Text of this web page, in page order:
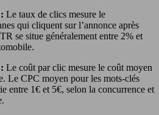
Le taux de clics mesure le
qui cliquent sur l’annonce après
se situe généralement entre 2% et
Le coût par clic mesure le coût moyen
Le CPC moyen pour les mots-clés
entre 1€ et 5€, selon la concurrence et